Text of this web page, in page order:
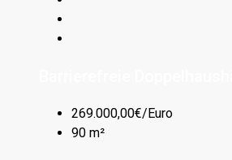
269.000,00€/Euro
90 m²